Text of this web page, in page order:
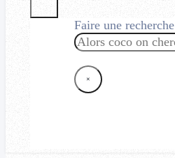
Faire une recherche
Rechercher
×